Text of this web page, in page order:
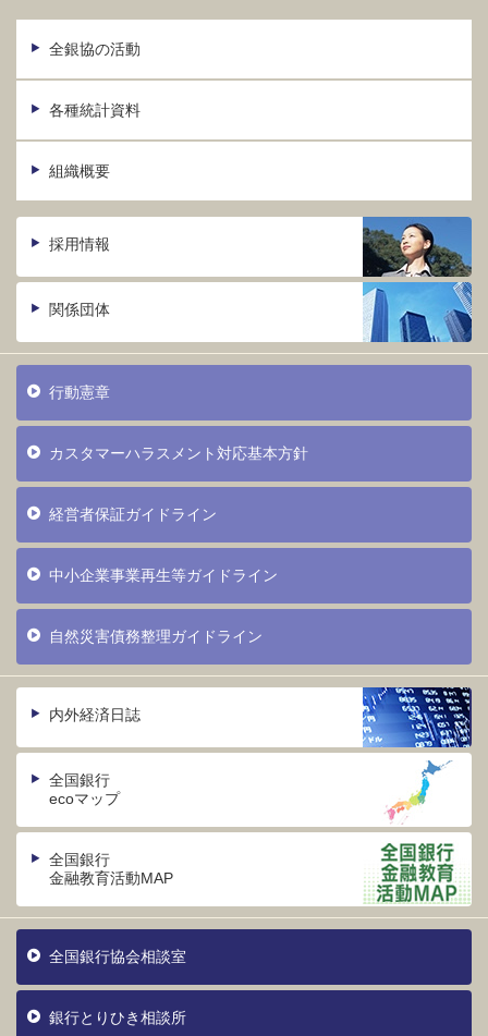
全銀協の活動
各種統計資料
組織概要
採用情報
関係団体
行動憲章
カスタマーハラスメント対応基本方針
経営者保証ガイドライン
中小企業事業再生等ガイドライン
自然災害債務整理ガイドライン
内外経済日誌
全国銀行
ecoマップ
全国銀行
金融教育活動MAP
全国銀行協会相談室
銀行とりひき相談所